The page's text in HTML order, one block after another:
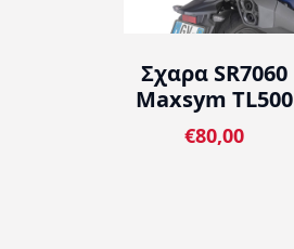
Σχαρα SR7060
Maxsym TL500
€80,00